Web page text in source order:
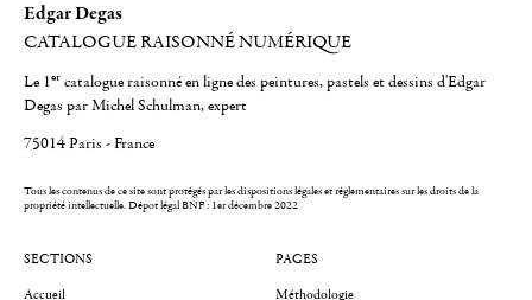
Edgar Degas
CATALOGUE RAISONNÉ NUMÉRIQUE
Le 1er catalogue raisonné en ligne des peintures, pastels et dessins d'Edgar
Degas par Michel Schulman, expert
75014 Paris - France
Tous les contenus de ce site sont protégés par les dispositions légales et réglementaires sur les droits de la
propriété intellectuelle.Dépot légal BNF : 1er décembre 2022
SECTIONS
Accueil
PAGES
Méthodologie